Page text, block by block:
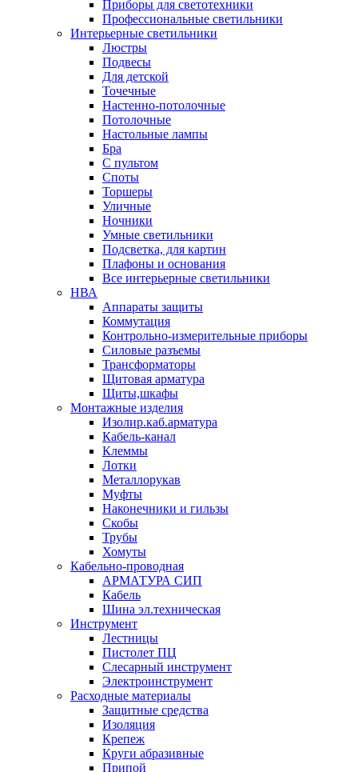
Приборы для светотехники
Профессиональные светильники
Интерьерные светильники
Люстры
Подвесы
Для детской
Точечные
Настенно-потолочные
Потолочные
Настольные лампы
Бра
С пультом
Споты
Торшеры
Уличные
Ночники
Умные светильники
Подсветка, для картин
Плафоны и основания
Все интерьерные светильники
НВА
Аппараты защиты
Коммутация
Контрольно-измерительные приборы
Силовые разъемы
Трансформаторы
Щитовая арматура
Щиты,шкафы
Монтажные изделия
Изолир.каб.арматура
Кабель-канал
Клеммы
Лотки
Металлорукав
Муфты
Наконечники и гильзы
Скобы
Трубы
Хомуты
Кабельно-проводная
АРМАТУРА СИП
Кабель
Шина эл.техническая
Инструмент
Лестницы
Пистолет ПЦ
Слесарный инструмент
Электроинструмент
Расходные материалы
Защитные средства
Изоляция
Крепеж
Круги абразивные
Припой